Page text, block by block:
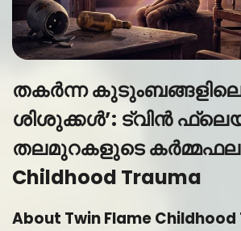
തകർന്ന
ശിശുക്കൾ’: ട്വിൻ
തലമുറകളുടെ
Childhood Trauma
About Twin Flame Childhood